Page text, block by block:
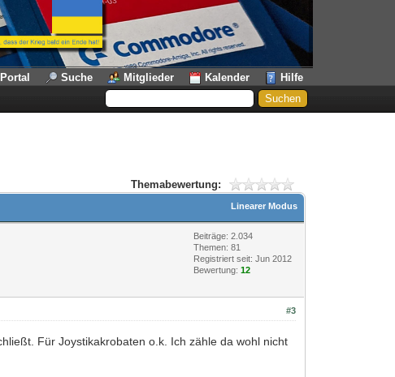
Portal Suche Mitglieder Kalender
Hilfe
Themabewertung:
Linearer Modus
Beiträge: 2.034
Themen: 81
Registriert seit: Jun 2012
Bewertung:12
#3
Für Joystikakrobaten o.k. Ich zähle da wohl nicht